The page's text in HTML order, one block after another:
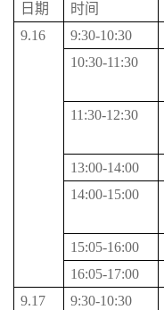
日期 时间
9.16
9:30-10:30
10:30-11:30
11:30-12:30
13:00-14:00
14:00-15:00
15:05-16:00
16:05-17:00
9.17
9:30-10:30